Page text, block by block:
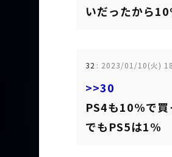
いだったから
32 : 2023/01/10(火)
>>30
PS4も10%で買
でもPS5は1%